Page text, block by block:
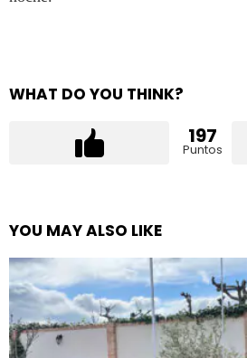
WHAT DO YOU THINK?
197
Puntos
YOU MAY ALSO LIKE